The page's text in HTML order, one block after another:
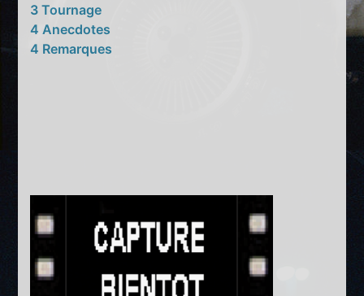
3 Tournage
4 Anecdotes
4 Remarques